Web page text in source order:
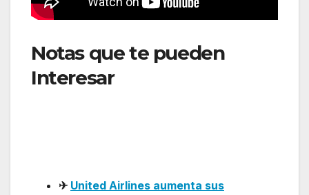
Notas que te pueden
Interesar: 2025 marca un
✈ United Airlines aumenta sus